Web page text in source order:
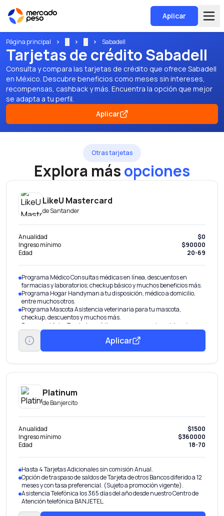
Aplicar
Página principal Sabadell
Tarjetas de crédito Sabadell
Consulta y compara las tarjetas de crédito que ofrece Sabadell
en México. Descubre beneficios como meses sin intereses,
recompensas, cashback y más. Encuentra la opción que mejor
se adapta a tu perfil.
Aplicar
Otras tarjetas
Explora másopciones
LikeU Mastercard
deSantander
Anualidad
$0
Ingreso mínimo
$90000
Edad
20-69
Programa Médico Consultas médicas en línea, descuentos en
farmacias y laboratorios; checkup básico y muchos beneficios más.
Programa Hogar Handyman a tu disposición, médico a domicilio,
entre muchos otros.
Programa Mascota Asistencia veterinaria para tu mascota,
checkup, descuentos y muchos más.
Programa Viajes Traslados médicos por emergencia, asistencia
dental en el extranjero, asesoría legal y más.
Programa Millenials Servicios de Concierge para eventos, tours por
la ciudad y hasta plataforma de cashback.
Aplicar
Platinum
deBanjercito
Anualidad
$1500
Ingreso mínimo
$360000
Edad
18-70
Hasta 4 Tarjetas Adicionales sin comisión Anual.
Opción de traspaso de saldos de Tarjeta de otros Bancos diferido a 12
meses y con tasa preferencial. (Sujeto a promoción vigente).
Asistencia Telefónica los 365 días del año desde nuestro Centro de
Atención telefónica BANJETEL.